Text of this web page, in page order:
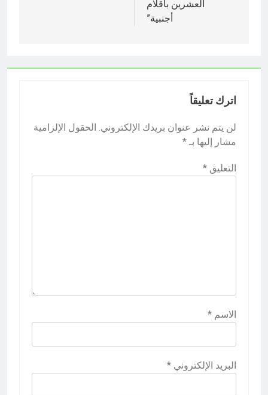
العشرين بأقلام
أجنبية”
اترك تعليقاً
لن يتم نشر عنوان بريدك الإلكتروني. الحقول الإلزامية
مشار إليها بـ *
التعليق *
الاسم *
البريد الإلكتروني *